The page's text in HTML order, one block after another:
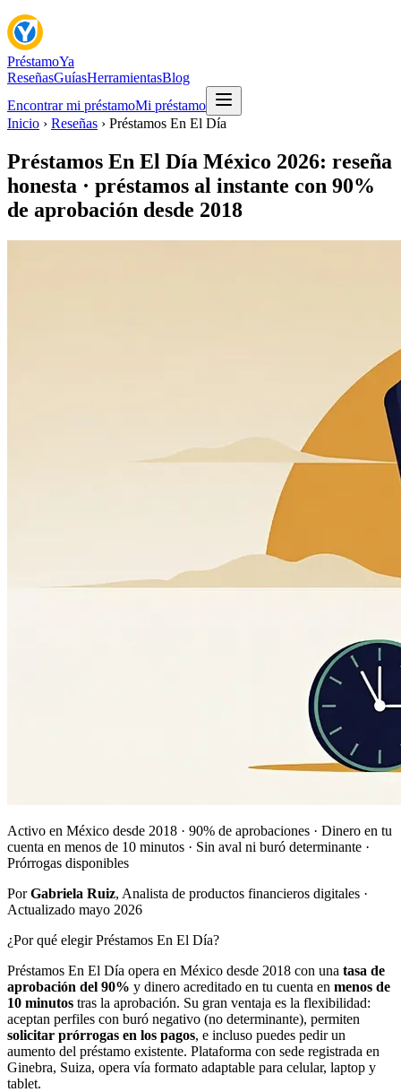
PréstamoYa
ReseñasGuíasHerramientasBlog
Encontrar mi préstamoMi préstamo
Inicio › Reseñas › Préstamos En El Día
Préstamos En El Día México 2026: reseña
honesta · préstamos al instante con 90%
de aprobación desde 2018
Activo en México desde 2018 · 90% de aprobaciones · Dinero en tu
cuenta en menos de 10 minutos · Sin aval ni buró determinante ·
Prórrogas disponibles
PorGabriela Ruiz, Analista de productos financieros digitales ·
Actualizado mayo 2026
¿Por qué elegir Préstamos En El Día?
Préstamos En El Día opera en México desde 2018 con una tasa de
aprobación del 90% y dinero acreditado en tu cuenta en menos de
10 minutos tras la aprobación. Su gran ventaja es la flexibilidad:
aceptan perfiles con buró negativo (no determinante), permiten
solicitar prórrogas en los pagos, e incluso puedes pedir un
aumento del préstamo existente. Plataforma con sede registrada en
Ginebra, Suiza, opera vía formato adaptable para celular, laptop y
tablet.